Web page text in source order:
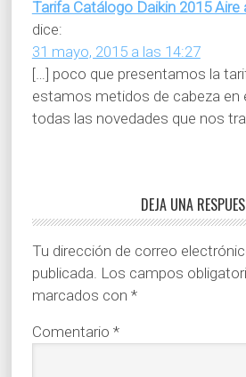
Tarifa Catálogo Daikin 2015
dice:
31 mayo, 2015 a las 14:27
[…] poco que presentamos la
estamos metidos de cabeza en
todas las novedades que nos
DEJA UNA
Tu dirección de correo
publicada. Los campos
marcados con *
Comentario *